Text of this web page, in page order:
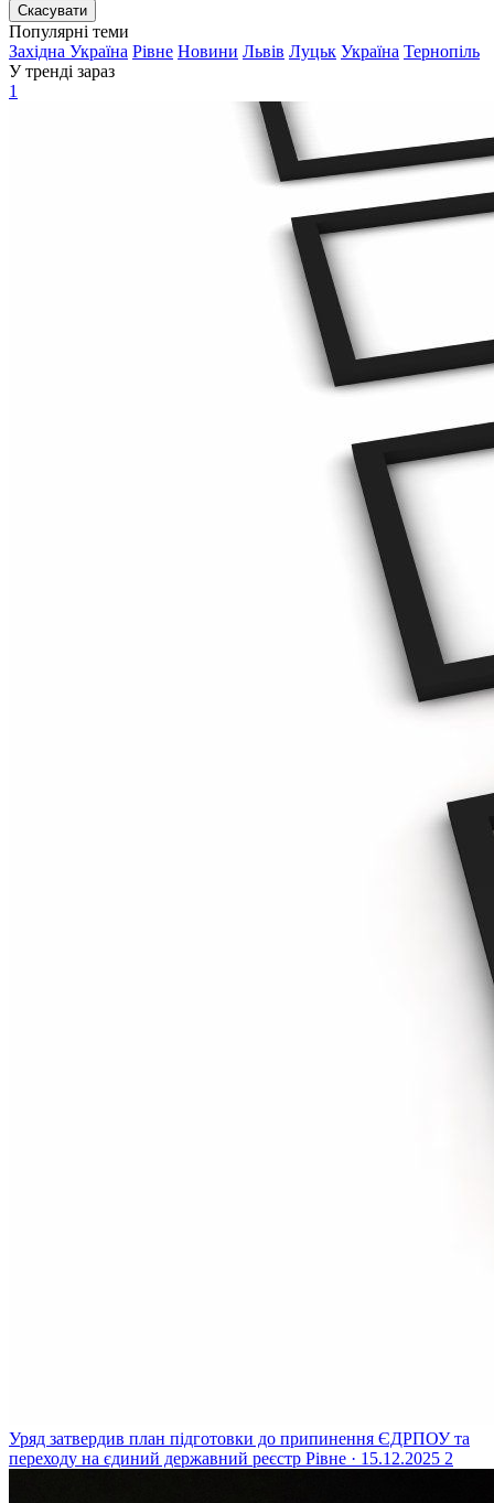
Скасувати
Популярні теми
Західна Україна Рівне Новини Львів Луцьк Україна Тернопіль
У тренді зараз
1
Уряд затвердив план підготовки до припинення ЄДРПОУ та
переходу на єдиний державний реєстр Рівне · 15.12.2025 2